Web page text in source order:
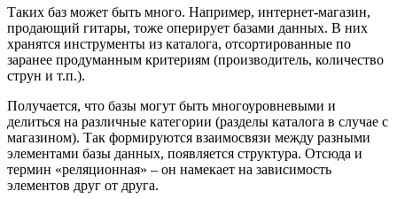
Таких баз может быть много. Например, интернет-магазин,
продающий гитары, тоже оперирует базами данных. В них
хранятся инструменты из каталога, отсортированные по
заранее продуманным критериям (производитель, количество
струн и т.п.).
Получается, что базы могут быть многоуровневыми и
делиться на различные категории (разделы каталога в случае с
магазином). Так формируются взаимосвязи между разными
элементами базы данных, появляется структура. Отсюда и
термин «реляционная» – он намекает на зависимость
элементов друг от друга.